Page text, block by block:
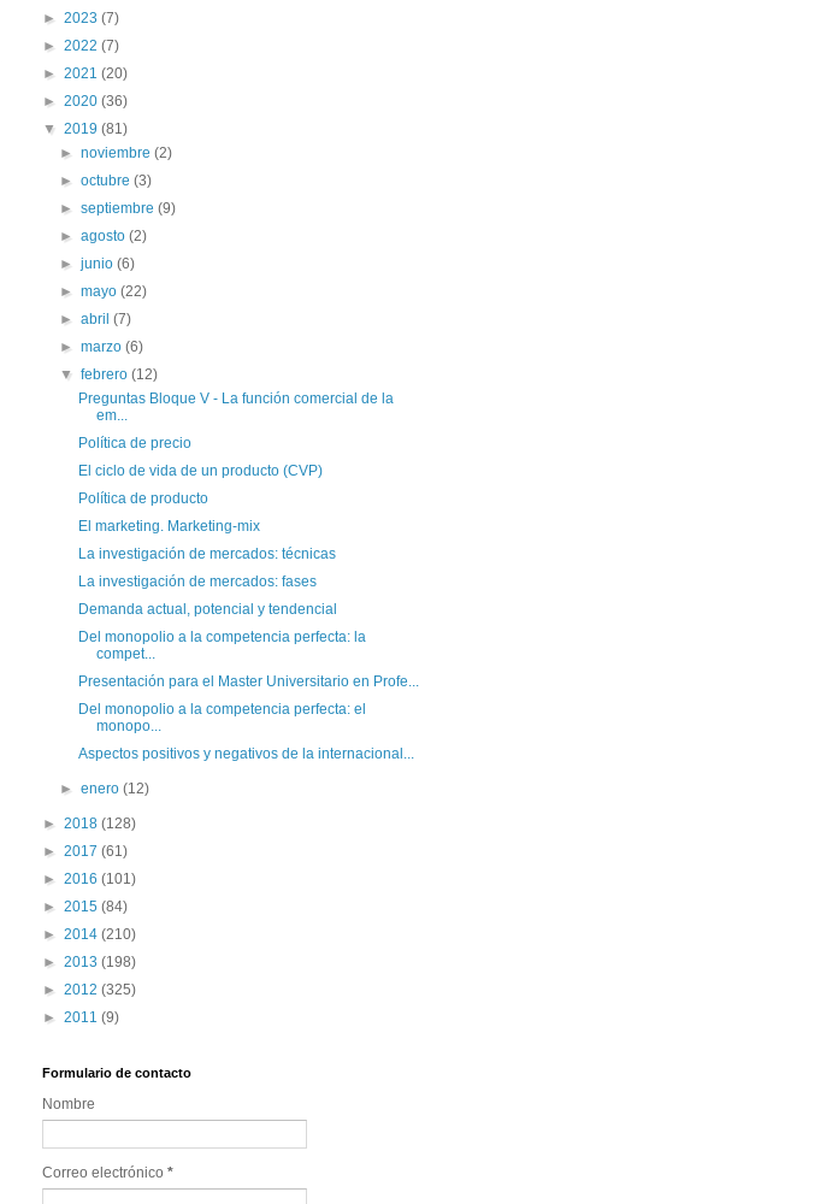
► 2023 (7)
► 2022 (7)
► 2021 (20)
► 2020 (36)
▼ 2019 (81)
►noviembre(2)
►octubre(3)
►septiembre(9)
►agosto(2)
►junio(6)
►mayo(22)
►abril(7)
►marzo(6)
▼febrero(12)
Preguntas Bloque V - La función comercial de la
em...
Política de precio
El ciclo de vida de un producto (CVP)
Política de producto
El marketing. Marketing-mix
La investigación de mercados: técnicas
La investigación de mercados: fases
Demanda actual, potencial y tendencial
Del monopolio a la competencia perfecta: la
compet...
Presentación para el Master Universitario en Profe...
Del monopolio a la competencia perfecta: el
monopo...
Aspectos positivos y negativos de la internacional...
►enero(12)
► 2018 (128)
► 2017 (61)
► 2016 (101)
► 2015 (84)
► 2014 (210)
► 2013 (198)
► 2012 (325)
► 2011 (9)
Formulario de contacto
Nombre
Correo electrónico *